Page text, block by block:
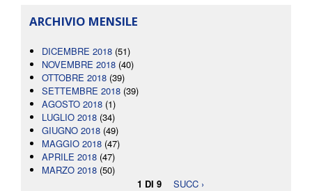
ARCHIVIO MENSILE
DICEMBRE 2018 (51)
NOVEMBRE 2018 (40)
OTTOBRE 2018 (39)
SETTEMBRE 2018 (39)
AGOSTO 2018 (1)
LUGLIO 2018 (34)
GIUGNO 2018 (49)
MAGGIO 2018 (47)
APRILE 2018 (47)
MARZO 2018 (50)
1 DI 9
SUCC ›